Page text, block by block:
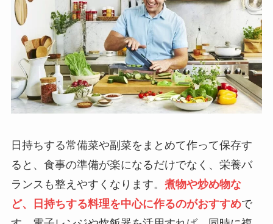
日持ちする常備菜や副菜をまとめて作って保存す
ると、食事の準備が楽になるだけでなく、栄養バ
ランスも整えやすくなります。 煮物や炒め物な
ど、日持ちする料理を中心に作るのがおすすめで